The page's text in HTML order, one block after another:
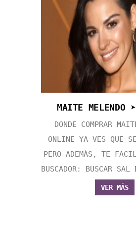
MAITE MELENDO
DONDE COMPRAR
ONLINE YA VES QUE
PERO ADEMÁS, TE
BUSCADOR: BUSCAR
VER MÁS